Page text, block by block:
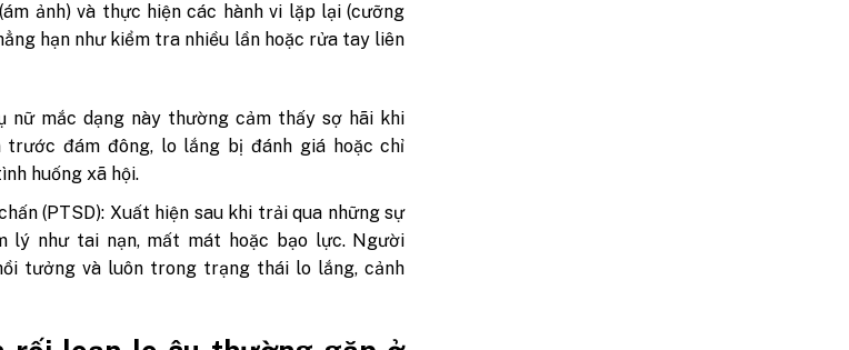
ảnh) và thực hiện các hành vi lặp lại (cưỡng
hạn như kiểm tra nhiều lần hoặc rửa tay liên
nữ mắc dạng này thường cảm thấy sợ hãi khi
trước đám đông, lo lắng bị đánh giá hoặc chỉ
huống xã hội.
(PTSD): Xuất hiện sau khi trải qua những sự
lý như tai nạn, mất mát hoặc bạo lực. Người
tưởng và luôn trong trạng thái lo lắng, cảnh